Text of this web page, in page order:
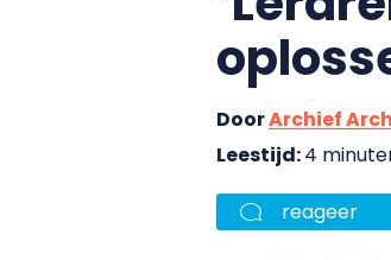
DoorArchief
Leestijd:4
reageer